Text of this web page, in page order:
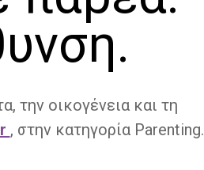
την οικογένεια και τη
, στην κατηγορία Parenting.